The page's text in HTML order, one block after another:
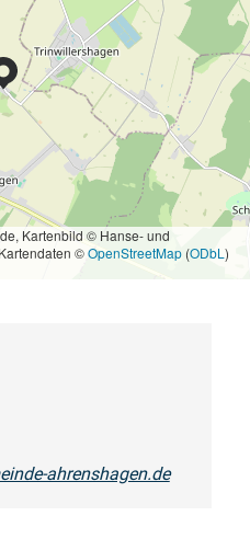
Kartenbild © Hanse- und
©OpenStreetMap (ODbL )
ahrenshagen.de